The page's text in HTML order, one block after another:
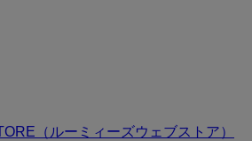
（ルーミィーズウェブストア）